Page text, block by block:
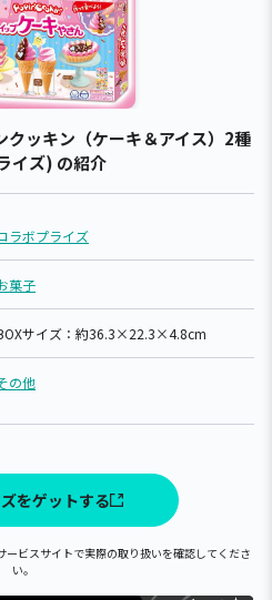
クッキン（ケーキ＆アイス）2種
イズ) の紹介
ラボプライズ
菓子
サイズ：約36.3×22.3×4.8cm
の他
をゲットする
ビスサイトで実際の取り扱いを確認してくださ
い。